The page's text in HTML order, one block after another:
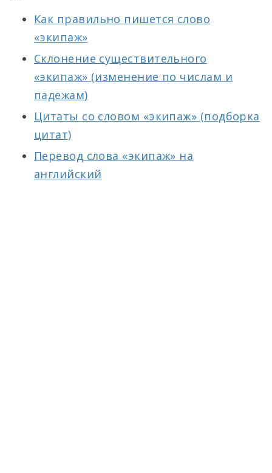
Как правильно пишется слово
«экипаж»
Склонение существительного
«экипаж» (изменение по числам и
падежам)
Цитаты со словом «экипаж» (подборка
цитат)
Перевод слова «экипаж» на
английский